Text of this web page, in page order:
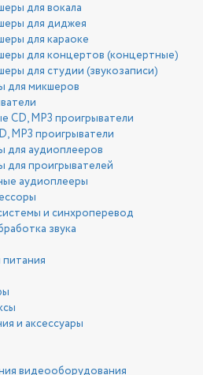
для вокала
для диджея
для караоке
для концертов (концертные)
для студии (звукозаписи)
для микшеров
CD, MP3 проигрыватели
MP3 проигрыватели
для аудиоплееров
для проигрывателей
аудиоплееры
и синхроперевод
звука
и аксессуары
видеооборудования